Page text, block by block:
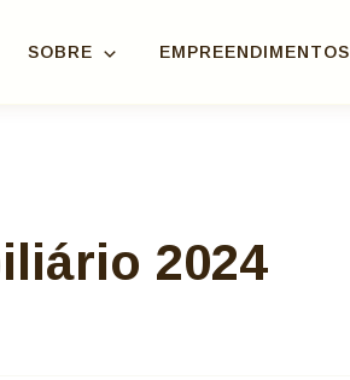
SOBRE EMPREENDIMENTOS
2024